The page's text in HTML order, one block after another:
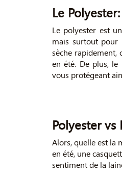
Le
Le polyester est
mais surtout pour
sèche rapidement,
en été. De plus, le
vous protégeant
Polyester vs
Alors, quelle est la
en été, une
sentiment de la